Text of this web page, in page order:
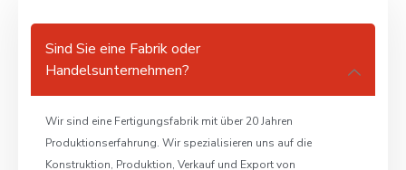
Sind Sie eine Fabrik oder
Handelsunternehmen?
Wir sind eine Fertigungsfabrik mit über 20 Jahren
Produktionserfahrung. Wir spezialisieren uns auf die
Konstruktion, Produktion, Verkauf und Export von